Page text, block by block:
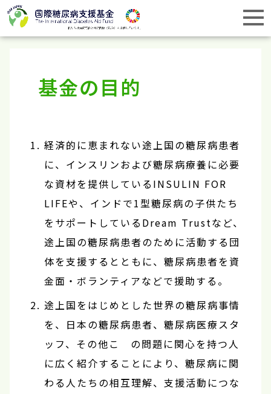
基金の目的
経済的に恵まれない途上国の糖尿病患者
に、インスリンおよび糖尿病療養に必要
な資材を提供しているINSULIN FOR
LIFEや、インドで1型糖尿病の子供たち
をサポートしているDream Trustなど、
途上国の糖尿病患者のために活動する団
体を支援するとともに、糖尿病患者を資
金面・ボランティアなどで援助する。
途上国をはじめとした世界の糖尿病事情
を、日本の糖尿病患者、糖尿病医療スタ
ッフ、その他こ の問題に関心を持つ人
に広く紹介することにより、糖尿病に関
わる人たちの相互理解、支援活動につな